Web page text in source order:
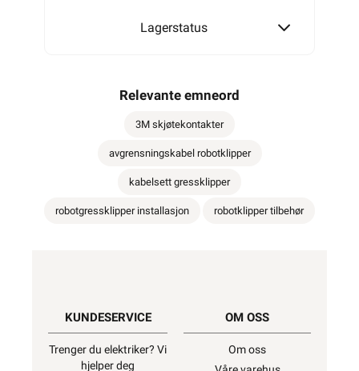
Lagerstatus
Relevante emneord
3M skjøtekontakter
avgrensningskabel robotklipper
kabelsett gressklipper
robotgressklipper installasjon robotklipper tilbehør
KUNDESERVICE
Trenger du elektriker? Vi
hjelper deg
OM OSS
Om oss